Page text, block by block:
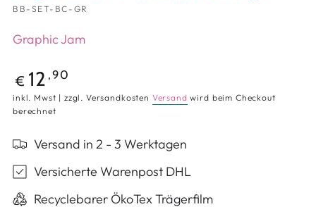
BB-SET-BC-GR
Graphic Jam
Regulärer Preis
€ 12 ,90
inkl. Mwst | zzgl. Versandkosten Versand wird beim Checkout
berechnet
Versand in 2 - 3 Werktagen
Versicherte Warenpost DHL
Recyclebarer ÖkoTex Trägerfilm